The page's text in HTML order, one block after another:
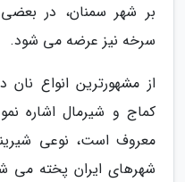
بر شهر سمنان، در
سرخه نیز عرضه می شود.
از مشهورترین انواع
کماج و شیرمال اشاره
معروف است، نوعی
شهرهای ایران پخته می